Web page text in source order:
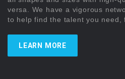
versa. We have a vigorous
to help find the talent you need,
LEARN MORE